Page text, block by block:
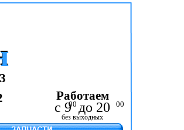
машину
г.
Работаем
с 9 до 20
00 00
без выходных